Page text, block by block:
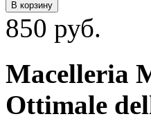
В корзину
850 руб.
Macelleria
Ottimale